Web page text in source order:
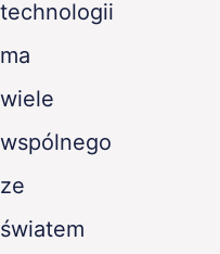
technologii
ma
wiele
wspólnego
ze
światem